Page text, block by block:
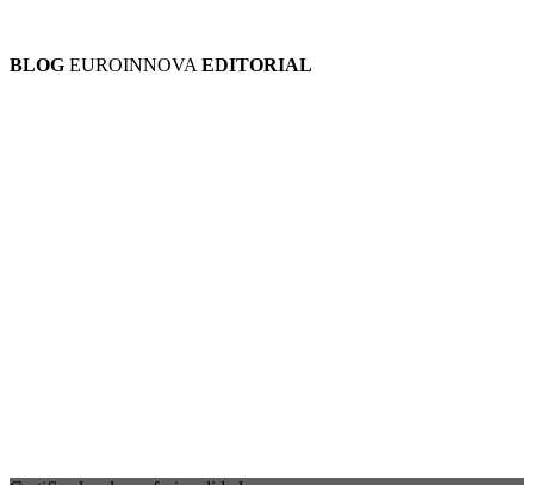
BLOG EUROINNOVA EDITORIAL